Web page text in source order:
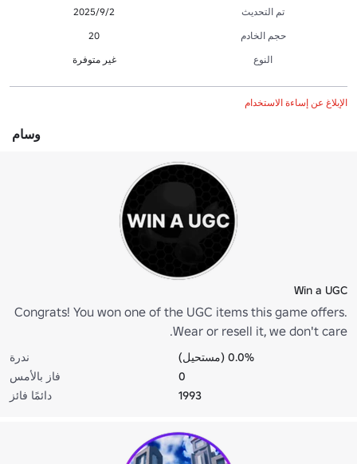
تم التحديث
2‏/9‏/2025
حجم الخادم
20
النوع
غير متوفرة
الإبلاغ عن إساءة الاستخدام
وسام
Win a UGC
Congrats! You won one of the UGC items this game offers.
Wear or resell it, we don't care.
ندرة
0.0% (مستحيل)
فاز بالأمس
0
دائمًا فائز
1993